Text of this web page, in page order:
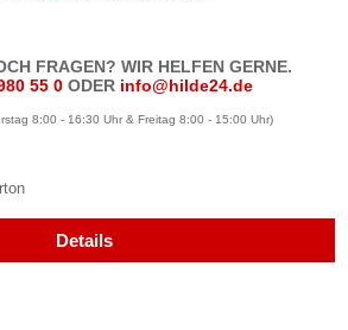
FRAGEN? WIR HELFEN GERNE.
55 0 ODER info@hilde24.de
8:00 - 16:30 Uhr & Freitag 8:00 - 15:00 Uhr)
Details